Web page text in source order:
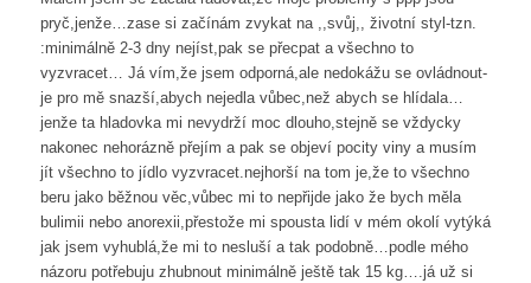
pryč,jenže…zase si začínám zvykat na ,,svůj,, životní styl-tzn.
:minimálně 2-3 dny nejíst,pak se přecpat a všechno to
vyzvracet… Já vím,že jsem odporná,ale nedokážu se ovládnout-
je pro mě snazší,abych nejedla vůbec,než abych se hlídala…
jenže ta hladovka mi nevydrží moc dlouho,stejně se vždycky
nakonec nehorázně přejím a pak se objeví pocity viny a musím
jít všechno to jídlo vyzvracet.nejhorší na tom je,že to všechno
beru jako běžnou věc,vůbec mi to nepřijde jako že bych měla
bulimii nebo anorexii,přestože mi spousta lidí v mém okolí vytýká
jak jsem vyhublá,že mi to nesluší a tak podobně…podle mého
názoru potřebuju zhubnout minimálně ještě tak 15 kg….já už si